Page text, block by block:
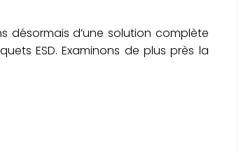
désormais d’une solution complète
ESD. Examinons de plus près la